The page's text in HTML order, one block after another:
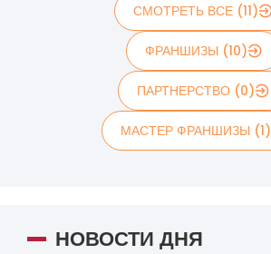
СМОТРЕТЬ ВСЕ (11)
ФРАНШИЗЫ (10)
ПАРТНЕРСТВО (0)
МАСТЕР ФРАНШИЗЫ (1)
НОВОСТИ ДНЯ